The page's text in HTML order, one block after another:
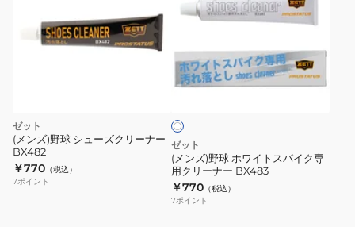
ゼット
(メンズ)野球 シューズクリーナー
BX482
￥770 （税込）
7ポイント
ホ
ワ
ト
ス
パ
イ
ク
ゼット
(メンズ)野球 ホワイトスパイク専
用クリーナー BX483
￥770 （税込）
7ポイント